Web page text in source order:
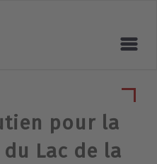
pour la
Lac de la